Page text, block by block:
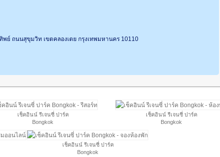
พย์ ถนนสุขุมวิท เขตคลองเตย กรุงเทพมหานคร 10110
เช็คอินน์ รีเจนซี่ ปาร์ค
Bongkok
เช็คอินน์ รีเจนซี่ ปาร์ค
Bongkok
เช็คอินน์ รีเจนซี่ ปาร์ค
Bongkok